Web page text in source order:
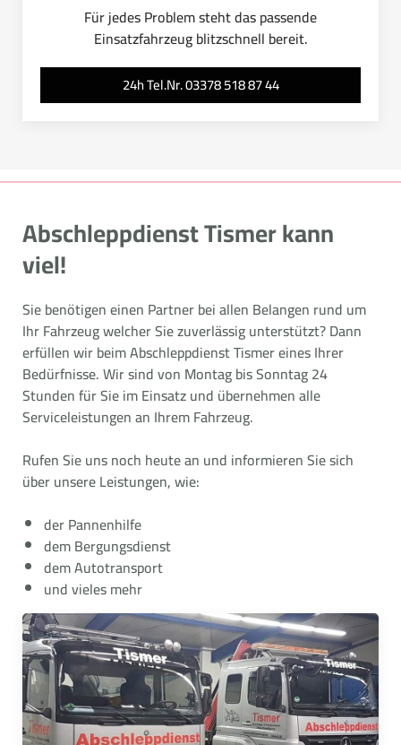
Für jedes Problem steht das passende
Einsatzfahrzeug blitzschnell bereit.
24h Tel.Nr. 03378 518 87 44
Abschleppdienst Tismer kann
viel!
Sie benötigen einen Partner bei allen Belangen rund um
Ihr Fahrzeug welcher Sie zuverlässig unterstützt? Dann
erfüllen wir beim Abschleppdienst Tismer eines Ihrer
Bedürfnisse. Wir sind von Montag bis Sonntag 24
Stunden für Sie im Einsatz und übernehmen alle
Serviceleistungen an Ihrem Fahrzeug.
Rufen Sie uns noch heute an und informieren Sie sich
über unsere Leistungen, wie:
der Pannenhilfe
dem Bergungsdienst
dem Autotransport
und vieles mehr